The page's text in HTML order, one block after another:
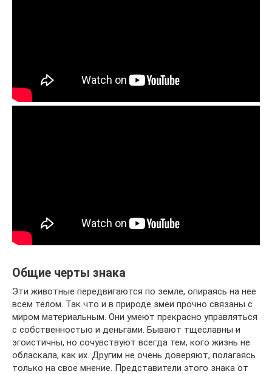
Общие черты знака
Эти животные передвигаются по земле, опираясь на нее
всем телом. Так что и в природе змеи прочно связаны с
миром материальным. Они умеют прекрасно управляться
с собственностью и деньгами. Бывают тщеславны и
эгоистичны, но сочувствуют всегда тем, кого жизнь не
обласкала, как их. Другим не очень доверяют, полагаясь
только на свое мнение. Представители этого знака от